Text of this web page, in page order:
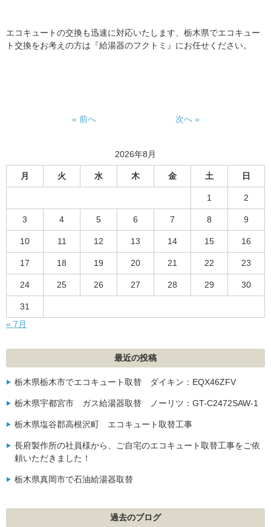
エコキュートの交換も迅速に対応いたします、栃木県でエコキュー
ト交換をお考えの方は『給湯器のフクトミ』にお任せください。
« 前へ 次へ »
2026年8月
月 火 水 木 金 土 日
1 2
3 4 5 6 7 8 9
10 11 12 13 14 15 16
17 18 19 20 21 22 23
24 25 26 27 28 29 30
31
« 7月
最近の投稿
栃木県栃木市でエコキュート取替 ダイキン：EQX46ZFV
栃木県宇都宮市 ガス給湯器取替 ノーリツ：GT-C2472SAW-1
栃木県塩谷郡高根沢町 エコキュート取替工事
長府製作所の社員様から、ご自宅のエコキュート取替工事をご依
頼いただきました！
栃木県真岡市で石油給湯器取替
過去のブログ